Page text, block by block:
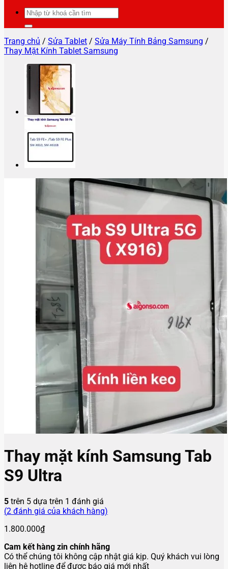
Tìm
kiếm:
Trang chủ / Sửa Tablet / Sửa Máy Tính Bảng Samsung /
Thay Mặt Kính Tablet Samsung
Thay mặt kính Samsung Tab
S9 Ultra
5 trên 5 dựa trên 1 đánh giá
(2 đánh giá của khách hàng)
1.800.000₫
Cam kết hàng zin chính hãng
Có thể chúng tôi không cập nhật giá kịp. Quý khách vui lòng
liên hệ hotline để được báo giá mới nhất